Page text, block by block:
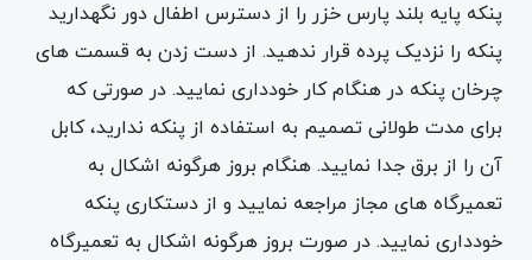
پنکه پایه بلند پارس خزر را از دسترس اطفال دور نگهدارید
پنکه را نزدیک پرده قرار ندهید. از دست زدن به قسمت های
چرخان پنکه در هنگام کار خودداری نمایید. در صورتی که
برای مدت طولانی تصمیم به استفاده از پنکه ندارید، کابل
آن را از برق جدا نمایید. هنگام بروز هرگونه اشکال به
تعمیرگاه های مجاز مراجعه نمایید و از دستکاری پنکه
خودداری نمایید. در صورت بروز هرگونه اشکال به تعمیرگاه